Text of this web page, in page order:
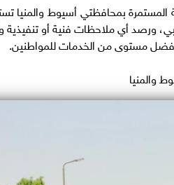
المستمرة بمحافظتي أسيوط
ورصد أي ملاحظات فنية أو
مستوى من الخدمات للمواطنين.